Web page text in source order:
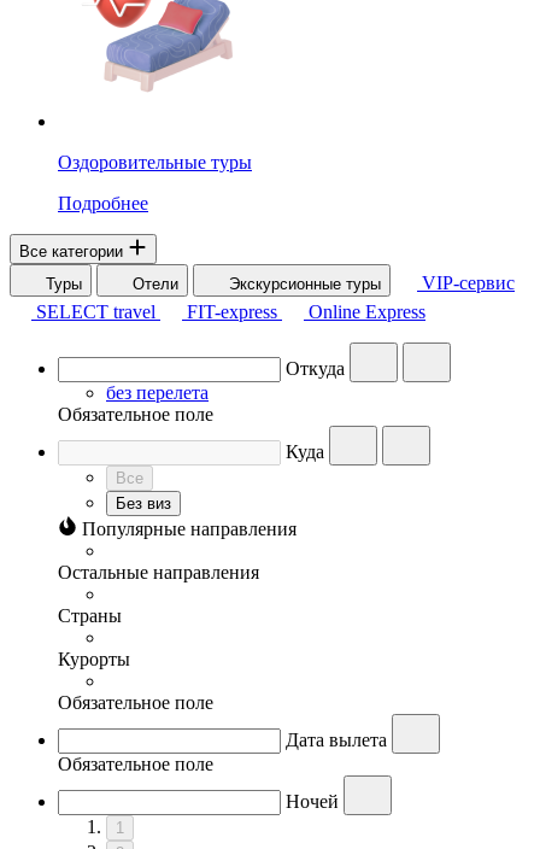
Оздоровительные туры
Подробнее
Все категории
Туры
Отели Экскурсионные туры
VIP-сервис
SELECT travel
FIT-express Online Express
Откуда
без перелета
Обязательное поле
Куда
Все
Без виз
Популярные направления
Остальные направления
Страны
Курорты
Обязательное поле
Дата вылета
Обязательное поле
Ночей
1